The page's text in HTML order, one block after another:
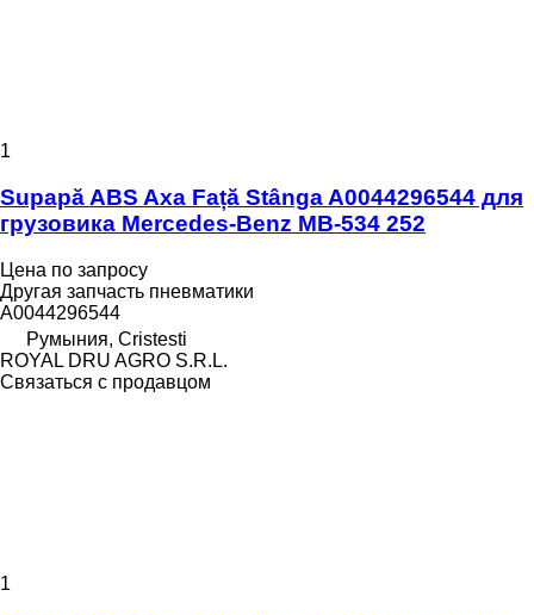
1
Supapă ABS Axa Față Stânga A0044296544 для
грузовика Mercedes-Benz MB-534 252
Цена по запросу
Другая запчасть пневматики
A0044296544
Румыния, Cristesti
ROYAL DRU AGRO S.R.L.
Связаться с продавцом
1